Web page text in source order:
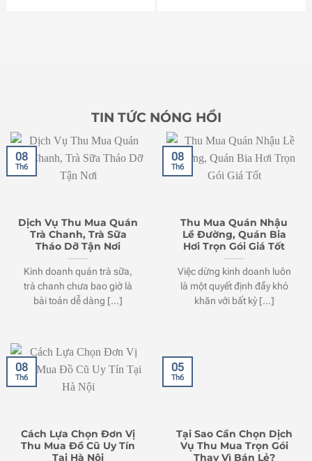
TIN TỨC NÓNG HỔI
Dịch Vụ Thu Mua Quán
Trà Chanh, Trà Sữa
Tháo Dỡ Tận Nơi
Kinh doanh quán trà sữa,
trà chanh chưa bao giờ là
bài toán dễ dàng [...]
08
Th6
Thu Mua Quán Nhậu
Lề Đường, Quán Bia
Hơi Trọn Gói Giá Tốt
Việc dừng kinh doanh luôn
là một quyết định đầy khó
khăn với bất kỳ [...]
08
Th6
Cách Lựa Chọn Đơn Vị
Thu Mua Đồ Cũ Uy Tín
Tại Hà Nội
08
Th6
Tại Sao Cần Chọn Dịch
Vụ Thu Mua Trọn Gói
Thay Vì Bán Lẻ?
05
Th6